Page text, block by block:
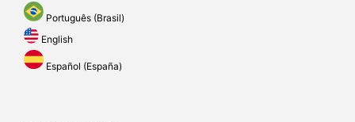
Português (Brasil)
English
Español (España)